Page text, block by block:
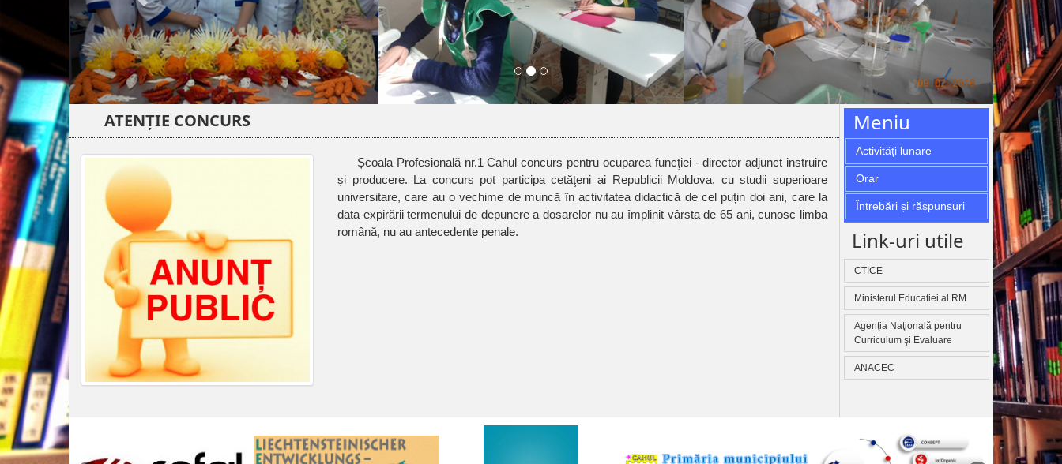
ATENȚIE CONCURS
Școala Profesională nr.1 Cahul concurs pentru ocuparea funcţiei - director adjunct instruire
și producere. La concurs pot participa cetăţeni ai Republicii Moldova, cu studii superioare
universitare, care au o vechime de muncă în activitatea didactică de cel puțin doi ani, care la
data expirării termenului de depunere a dosarelor nu au împlinit vârsta de 65 ani, cunosc limba
română, nu au antecedente penale.
Meniu
Activități lunare
Orar
Întrebări și răspunsuri
Link-uri utile
CTICE
Ministerul Educatiei al RM
Agenţia Naţională pentru
Curriculum şi Evaluare
ANACEC